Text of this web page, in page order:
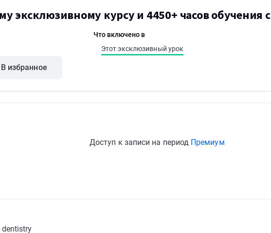
эксклюзивному курсу и 4450+ часов обучения с
В избранное
Что включено в
Этот эксклюзивный урок
Доступ к записи на период Премиум